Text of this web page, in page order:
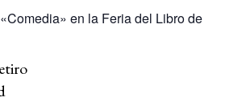
en la Feria del Libro de